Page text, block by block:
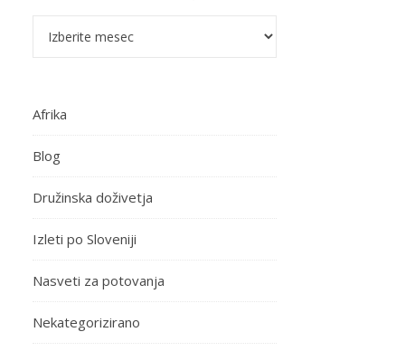
Afrika
Blog
Družinska doživetja
Izleti po Sloveniji
Nasveti za potovanja
Nekategorizirano